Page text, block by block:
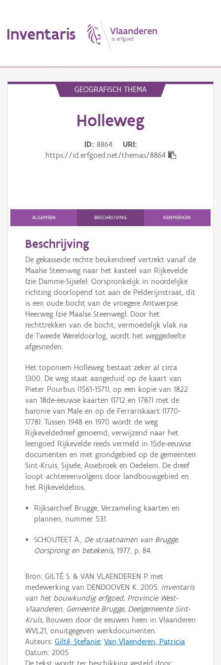
Inventaris
Persoon of collectief
Downloads
Hergebruik
Aanmelden
GEOGRAFISCH THEMA
Holleweg
ID 8864
URI
https://id.erfgoed.net/themas/8864
ALGEMEEN BESCHRIJVING KENMERKEN
Beschrijving
De gekasseide rechte beukendreef vertrekt vanaf de
Maalse Steenweg naar het kasteel van Rijkevelde
(zie Damme-Sijsele). Oorspronkelijk in noordelijke
richting doorlopend tot aan de Pelderijnstraat, dit
is een oude bocht van de vroegere Antwerpse
Heerweg (zie Maalse Steenweg). Door het
rechttrekken van de bocht, vermoedelijk vlak na
de Tweede Wereldoorlog, wordt het weggedeelte
afgesneden.
Het toponiem Holleweg bestaat zeker al circa
1300. De weg staat aangeduid op de kaart van
Pieter Pourbus (1561-1571), op een kopie van 1822
van 18de-eeuwse kaarten (1712 en 1787) met de
baronie van Male en op de Ferrariskaart (1770-
1778). Tussen 1948 en 1970 wordt de weg
Rijkeveldedreef genoemd, verwijzend naar het
leengoed Rijkevelde reeds vermeld in 15de-eeuwse
documenten en met grondgebied op de gemeenten
Sint-Kruis, Sijsele, Assebroek en Oedelem. De dreef
loopt achtereenvolgens door landbouwgebied en
het Rijkeveldebos.
Rijksarchief Brugge, Verzameling kaarten en
plannen, nummer 531.
SCHOUTEET A., De straatnamen van Brugge.
Oorsprong en betekenis, 1977, p. 84.
Bron: GILTÉ S. & VAN VLAENDEREN P. met
medewerking van DENDOOVEN K. 2005: Inventaris
van het bouwkundig erfgoed, Provincie West-
Vlaanderen, Gemeente Brugge, Deelgemeente Sint-
Kruis, Bouwen door de eeuwen heen in Vlaanderen
WVL21, onuitgegeven werkdocumenten.
Auteurs: Gilté, Stefanie; Van Vlaenderen, Patricia
Datum: 2005